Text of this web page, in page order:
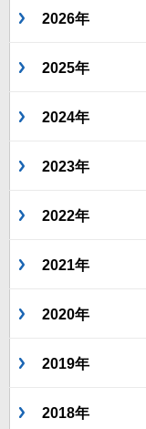
2026年
2025年
2024年
2023年
2022年
2021年
2020年
2019年
2018年